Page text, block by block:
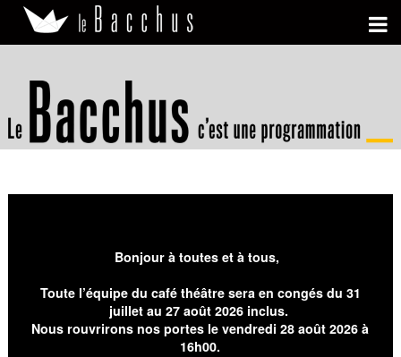
Bonjour à toutes et à tous,
Toute l’équipe du café théâtre sera en congés du 31
juillet au 27 août 2026 inclus.
Nous rouvrirons nos portes le vendredi 28 août 2026 à
16h00.